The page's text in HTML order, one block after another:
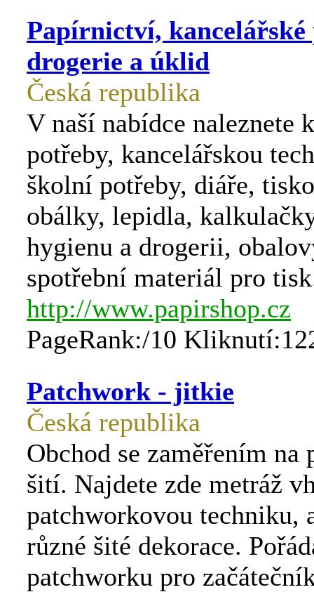
Papírnictví, kancelářské
drogerie a úklid
Česká republika
V naší nabídce naleznete
potřeby, kancelářskou
školní potřeby, diáře,
obálky, lepidla,
hygienu a drogerii,
spotřební materiál pro
http://www.papirshop.cz
PageRank:/10
Patchwork - jitkie
Česká republika
Obchod se zaměřením na
šití. Najdete zde metráž
patchworkovou techniku,
různé šité dekorace.
patchworku pro